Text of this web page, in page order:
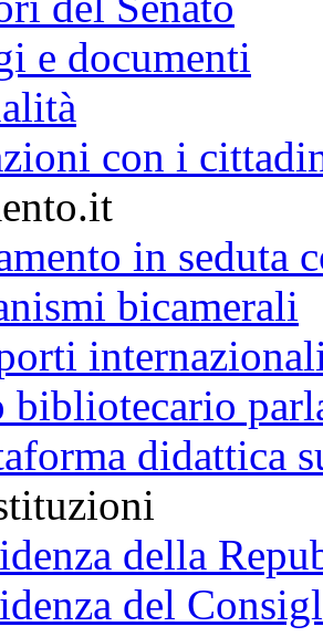
e documenti
con i
in seduta
bicamerali
bibliotecario
didattica
della
del